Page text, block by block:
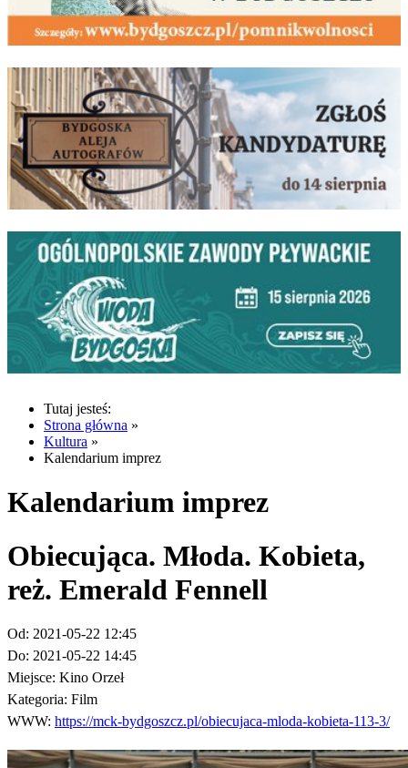
Tutaj jesteś:
Strona główna »
Kultura »
Kalendarium imprez
Kalendarium imprez
Obiecująca. Młoda. Kobieta,
reż. Emerald Fennell
Od: 2021-05-22 12:45
Do: 2021-05-22 14:45
Miejsce: Kino Orzeł
Kategoria: Film
WWW: https://mck-bydgoszcz.pl/obiecujaca-mloda-kobieta-113-3/